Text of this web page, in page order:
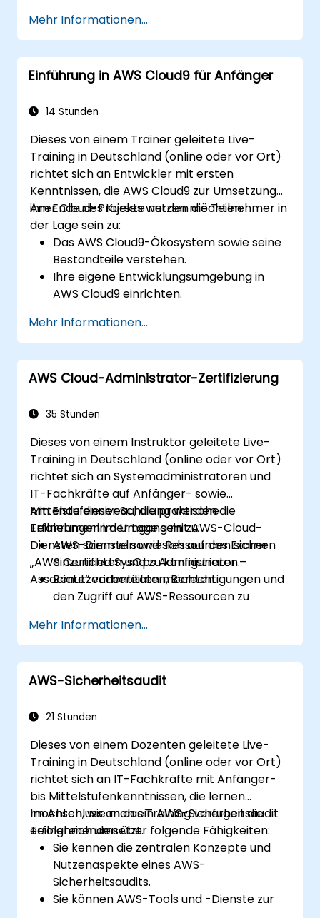
schreiben, zu debuggen und
bereitzustellen.
Mit anderen Entwicklern im Rahmen der
AWS Cloud9-Plattform
AWS Cloud9 mit weiteren AWS-Diensten
Bereitstellungen durchzuführen.
Mehr Informationen...
Einführung in AWS Cloud9 für Anfänger
14 Stunden
Dieses von einem Trainer geleitete Live-
Training in Deutschland (online oder vor Ort)
richtet sich an Entwickler mit ersten
Kenntnissen, die AWS Cloud9 zur Umsetzung
ihrer Cloud-Projekte nutzen möchten.
Am Ende des Kurses werden die Teilnehmer in
der Lage sein zu:
Das AWS Cloud9-Ökosystem sowie seine
Bestandteile verstehen.
Ihre eigene Entwicklungsumgebung in
AWS Cloud9 einrichten.
AWS Cloud9 zu entwickeln und
auszuführen.
Sich mit den Zusammenarbeitsfunktionen
von AWS Cloud9 vertraut zu machen.
Mehr Informationen...
AWS Cloud-Administrator-Zertifizierung
35 Stunden
Dieses von einem Instruktor geleitete Live-
Training in Deutschland (online oder vor Ort)
richtet sich an Systemadministratoren und
IT-Fachkräfte auf Anfänger- sowie
Mittelstufenniveau, die praktische
Erfahrungen im Umgang mit AWS-Cloud-
Diensten sammeln und sich auf das Examen
„AWS Certified SysOps Administrator –
Associate“ vorbereiten möchten.
Am Ende dieser Schulung werden die
Teilnehmer in der Lage sein zu:
AWS-Dienste sowie Ressourcen sicher
einzurichten und zu konfigurieren.
Benutzeridentitäten, Berechtigungen und
den Zugriff auf AWS-Ressourcen zu
Skalierbare, hochverfügbare und
fehlertolerante Systeme in der AWS-
Cloud zu entwerfen und bereitzustellen.
Datenflüsse zu und von AWS erfolgreich
Die Nutzung der AWS-Dienste zu
sowie eine kosteneffektive Verwaltung
sicherzustellen.
Mehr Informationen...
AWS-Sicherheitsaudit
21 Stunden
Dieses von einem Dozenten geleitete Live-
Training in Deutschland (online oder vor Ort)
richtet sich an IT-Fachkräfte mit Anfänger-
bis Mittelstufenkenntnissen, die lernen
möchten, wie man ein AWS-Sicherheitsaudit
erfolgreich umsetzt.
Im Anschluss an das Training verfügen die
Teilnehmenden über folgende Fähigkeiten:
Sie kennen die zentralen Konzepte und
Nutzenaspekte eines AWS-
Sicherheitsaudits.
Sie können AWS-Tools und -Dienste zur